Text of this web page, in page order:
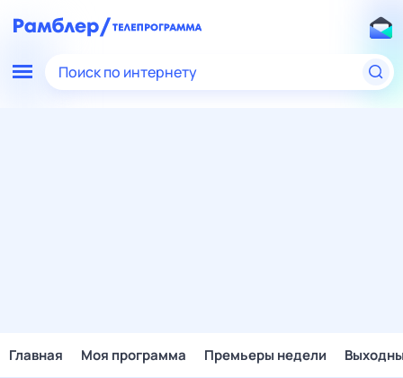
Поиск по интернету
Главная Моя программа Премьеры недели